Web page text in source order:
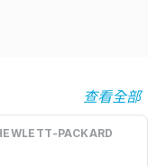
查看全部
PACKARD